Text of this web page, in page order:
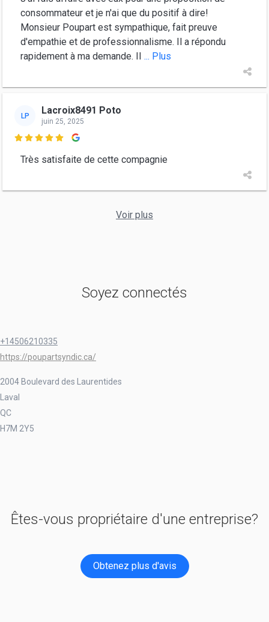
consommateur et je n'ai que du positif à dire!
Monsieur Poupart est sympathique, fait preuve
d'empathie et de professionnalisme. Il a répondu
rapidement à ma demande. Il ... Plus
LP Lacroix8491 Poto
juin 25, 2025

Très satisfaite de cette compagnie
Voir plus
Soyez connectés
+14506210335
https://poupartsyndic.ca/
2004 Boulevard des Laurentides
Laval
QC
H7M 2Y5
Êtes-vous propriétaire d'une entreprise?
Obtenez plus d'avis